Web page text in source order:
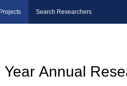
Search Researchers
Year Annual